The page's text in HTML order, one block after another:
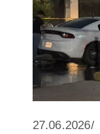
27.06.2026/